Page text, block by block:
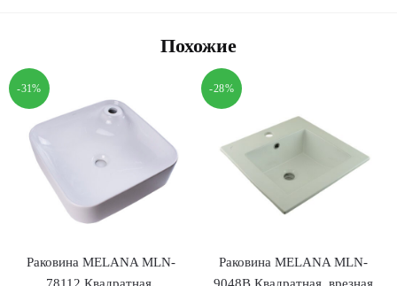
Похожие
-31%
Раковина MELANA MLN-
-28%
Раковина MELANA MLN-